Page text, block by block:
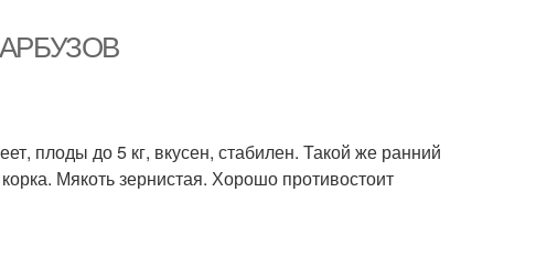
АРБУЗОВ
плоды до 5 кг, вкусен, стабилен. Такой же ранний
Мякоть зернистая. Хорошо противостоит